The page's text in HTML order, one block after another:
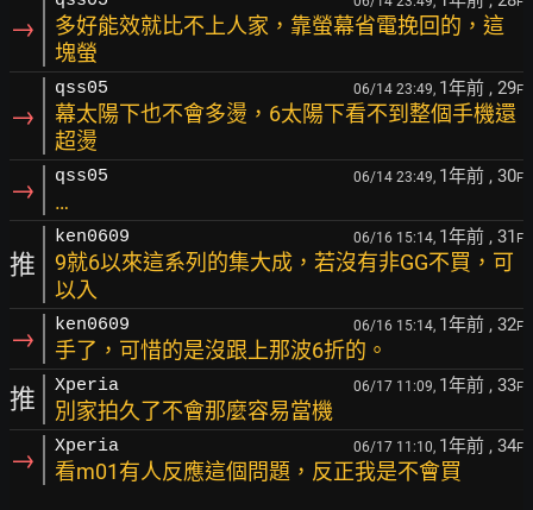
→
多好能效就比不上人家，靠螢幕省電挽回的，這
塊螢
→
qss05 06/14 23:49, 1年前 , 29F
幕太陽下也不會多燙，6太陽下看不到整個手機還
超燙
→ qss05 06/14 23:49, 1年前 , 30F
…
推
ken0609 06/16 15:14, 1年前 , 31 F
9就6以來這系列的集大成，若沒有非GG不買，可
以入
→ ken0609 06/16 15:14, 1年前 , 32F
手了，可惜的是沒跟上那波6折的。
推 Xperia 06/17 11:09, 1年前 , 33F
別家拍久了不會那麼容易當機
→ Xperia 06/17 11:10, 1年前 , 34F
看m01有人反應這個問題，反正我是不會買